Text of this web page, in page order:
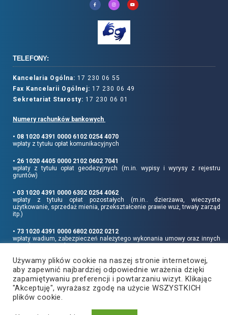
TELEFONY:
Kancelaria Ogólna: 17 230 06 55
Fax Kancelarii Ogólnej: 17 230 06 49
Sekretariat Starosty: 17 230 06 01
Numery rachunków bankowych
• 08 1020 4391 0000 6102 0254 4070
wpłaty z tytułu opłat komunikacyjnych
• 26 1020 4405 0000 2102 0602 7041
wpłaty z tytułu opłat geodezyjnych (m.in. wypisy i wyrysy z rejestru
gruntów)
• 03 1020 4391 0000 6302 0254 4062
wpłaty z tytułu opłat pozostałych (m.in.. dzierżawa, wieczyste
użytkowanie, sprzedaż mienia, przekształcenie prawie wuż, trwały zarząd
itp.)
• 73 1020 4391 0000 6802 0202 0212
wpłaty wadium, zabezpieczeń należytego wykonania umowy oraz innych
Informujemy, że opłatę skarbową należy uiszczać na rachunek Urzędu
Miasta Rzeszowa:
• 90 1240 6960 3851 0062 0000 0423
Używamy plików cookie na naszej stronie internetowej,
aby zapewnić najbardziej odpowiednie wrażenia dzięki
zapamiętywaniu preferencji i powtarzaniu wizyt. Klikając
"Akceptuję", wyrażasz zgodę na użycie WSZYSTKICH
plików cookie.